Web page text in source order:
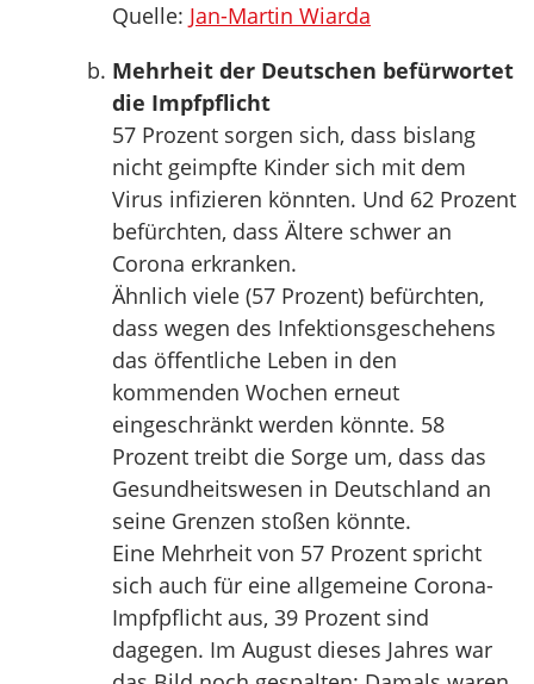
Quelle: Jan-Martin Wiarda
Mehrheit der Deutschen befürwortet
die Impfpflicht
57 Prozent sorgen sich, dass bislang
nicht geimpfte Kinder sich mit dem
Virus infizieren könnten. Und 62 Prozent
befürchten, dass Ältere schwer an
Corona erkranken.
Ähnlich viele (57 Prozent) befürchten,
dass wegen des Infektionsgeschehens
das öffentliche Leben in den
kommenden Wochen erneut
eingeschränkt werden könnte. 58
Prozent treibt die Sorge um, dass das
Gesundheitswesen in Deutschland an
seine Grenzen stoßen könnte.
Eine Mehrheit von 57 Prozent spricht
sich auch für eine allgemeine Corona-
Impfpflicht aus, 39 Prozent sind
dagegen. Im August dieses Jahres war